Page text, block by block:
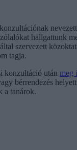
hallgattunk
szervezett
tagja.
konzultáció után meg
bérrendezés
a tanárok.